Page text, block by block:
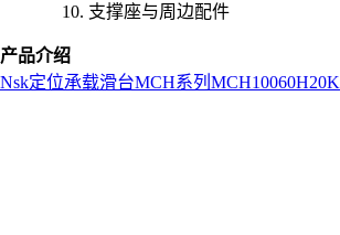
支撑座与周边配件
产品介绍
Nsk定位承载滑台MCH系列 MCH10060H20K